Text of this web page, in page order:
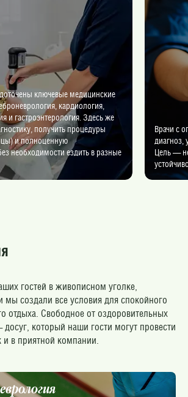
ключевые медицинские
кардиология,
и гастроэнтерология. Здесь же
получить процедуры
и полноценную
необходимости ездить в разные
Врачи с
диагноз,
Цель —
гостей в живописном уголке,
мы создали все условия для спокойного
отдыха. Свободное от оздоровительных
который наши гости могут провести
и в приятной компании.